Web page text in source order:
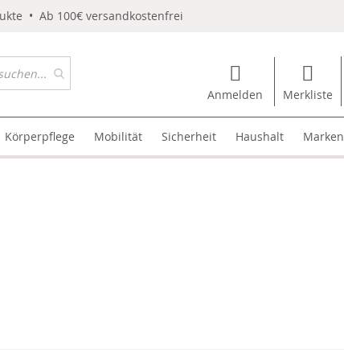
• Ab 100€ versandkostenfrei
Anmelden Merkliste
Körperpflege Mobilität Sicherheit Haushalt Marken